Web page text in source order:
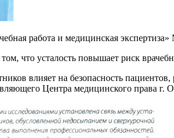
работа и медицинская
что усталость повышает риск
влияет на безопасность
Центра медицинского права